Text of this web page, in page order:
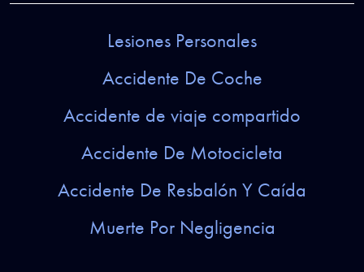
Lesiones Personales
Accidente De Coche
Accidente de viaje compartido
Accidente De Motocicleta
Accidente De Resbalón Y Caída
Muerte Por Negligencia